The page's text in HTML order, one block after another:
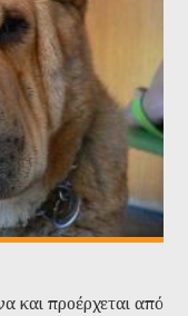
και προέρχεται από